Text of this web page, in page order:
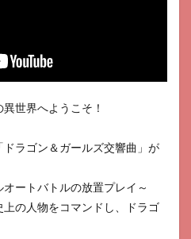
世界へようこそ！
ラゴン＆ガールズ交響曲」が
ートバトルの放置プレイ～
の人物をコマンドし、ドラゴ